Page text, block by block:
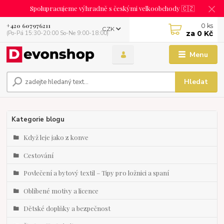
Spolupracujeme výhradně s českými velkoobchody 🇨🇿
Menu
CZK
Hledat
+420 607976211
(Po-Pá 15:30-20:00 So-Ne 9:00-18:00)
0 ks
za 0 Kč
Kategorie blogu
Když leje jako z konve
Cestování
Povlečení a bytový textil – Tipy pro ložnici a spaní
Oblíbené motivy a licence
Dětské doplňky a bezpečnost